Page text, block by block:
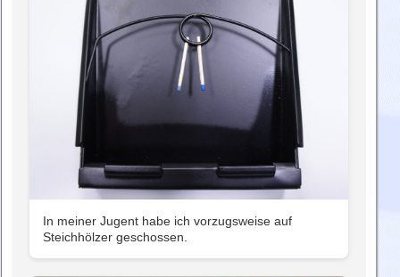
In meiner Jugent habe ich vorzugsweise auf
Steichhölzer geschossen.